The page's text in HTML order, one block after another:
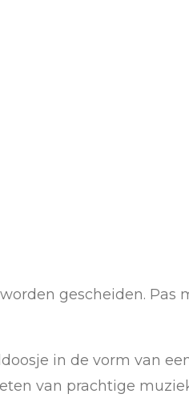
gescheiden. Pas
in de vorm van
van prachtige